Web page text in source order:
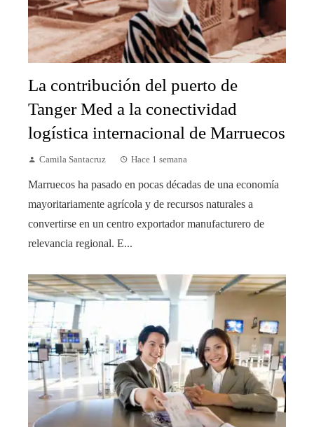
La contribución del puerto de
Tanger Med a la conectividad
logística internacional de Marruecos
Camila Santacruz Hace 1 semana
Marruecos ha pasado en pocas décadas de una economía
mayoritariamente agrícola y de recursos naturales a
convertirse en un centro exportador manufacturero de
relevancia regional. E...